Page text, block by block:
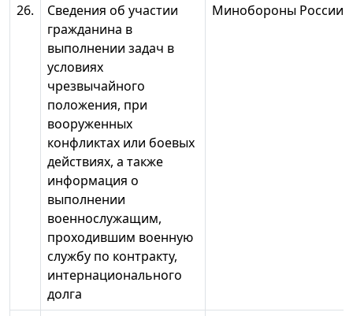
26.
Сведения об участии
гражданина в
выполнении задач в
условиях
чрезвычайного
положения, при
вооруженных
конфликтах или боевых
действиях, а также
информация о
выполнении
военнослужащим,
проходившим военную
службу по контракту,
интернационального
долга
Минобороны России